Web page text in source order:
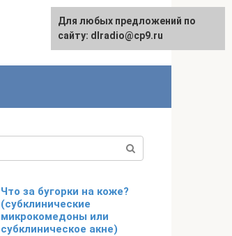
Что за бугорки на коже?
(субклинические
микрокомедоны или
субклиническое акне)
Для любых предложений по
сайту: dlradio@cp9.ru